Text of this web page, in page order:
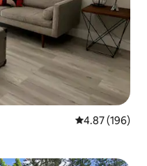
平均评分 4.87
4.87 (196)